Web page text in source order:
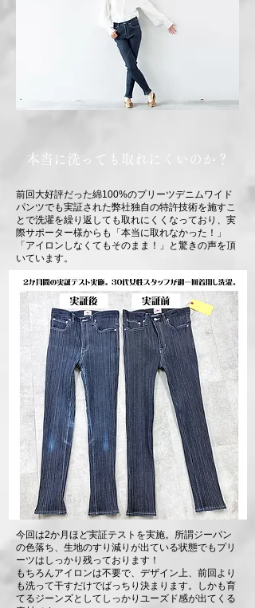
本当に洗っても取れにくいのか？
前回大好評だった綿100%のプリーツデニムワイド
パンツでも実証された弊社独自の特許技術を施すこ
とで洗濯を繰り返しても取れにくくなっており、実
際サポーター様からも「本当に取れなかった！」
「アイロンしなくてもそのまま！」と驚きの声を頂
いています。
今回は2か月ほど実証テストを実施。所謂ジーパン
の色落ち、生地のすり減りが出ている状態でもプリ
ーツはしっかり残っております！
もちろんアイロンは不要で、デザイン上、前回より
も洗って干すだけでばっちり決まります。しかも育
てるジーンズとしてしっかりユーズド感が出てくる